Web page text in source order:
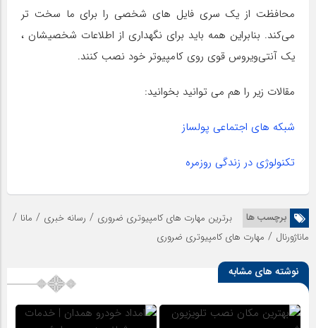
محافظت از یک سری فایل های شخصی را برای ما سخت تر
می‌کند. بنابراین همه باید برای نگهداری از اطلاعات شخصیشان ،
یک آنتی‌ویروس قوی روی کامپیوتر خود نصب کنند.
مقالات زیر را هم می توانید بخوانید:
شبکه های اجتماعی پولساز
تکنولوژی در زندگی روزمره
برچسب ها برترین مهارت های کامپیوتری ضروری / رسانه خبری / مانا /
ماناژورنال / مهارت های کامپیوتری ضروری
نوشته های مشابه